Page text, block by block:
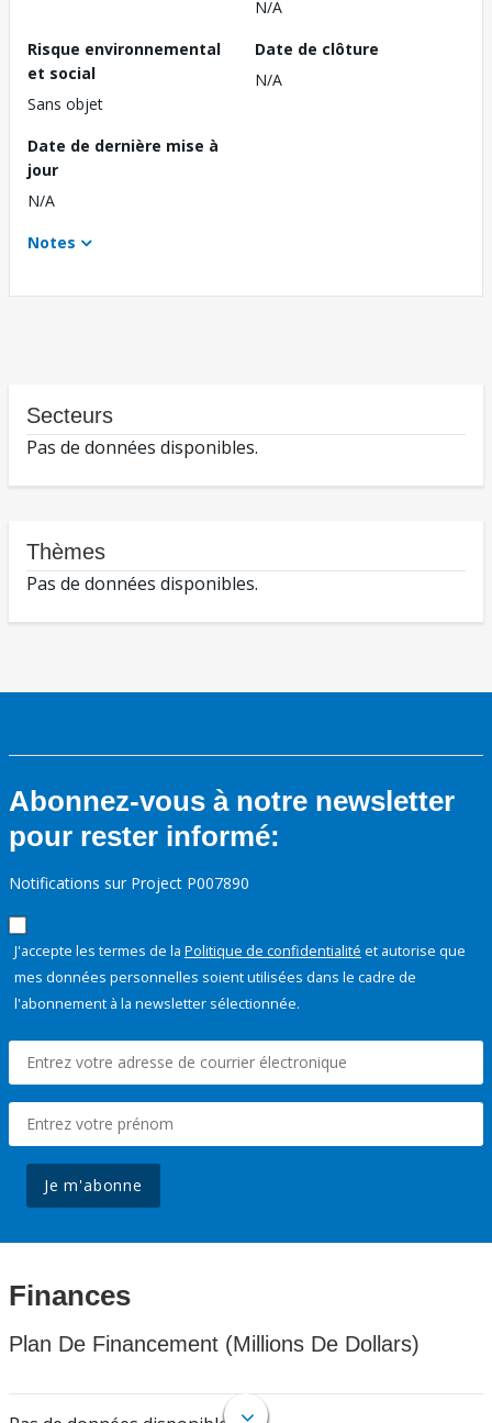
N/A
Risque environnemental
et social
Sans objet
Date de clôture
N/A
Date de dernière mise à
jour
N/A
Notes
Secteurs
Pas de données disponibles.
Thèmes
Pas de données disponibles.
Abonnez-vous à notre newsletter
pour rester informé:
Notifications sur Project P007890
J'accepte les termes de la Politique de confidentialité et autorise que
mes données personnelles soient utilisées dans le cadre de
l'abonnement à la newsletter sélectionnée.
Je m'abonne
Finances
Plan De Financement (Millions De Dollars)